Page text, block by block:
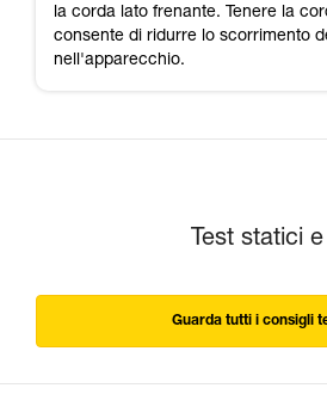
la corda lato frenante. Tenere la
consente di ridurre lo scorrimento
nell'apparecchio.
Test statici
Guarda tutti i consigli